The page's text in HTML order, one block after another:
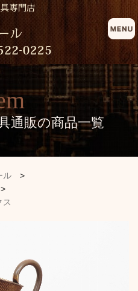
通販の商品一覧
ル
>
>
ス